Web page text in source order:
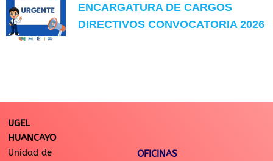
ENCARGATURA DE CARGOS
DIRECTIVOS CONVOCATORIA 2026
UGEL
HUANCAYO
Unidad de
OFICINAS